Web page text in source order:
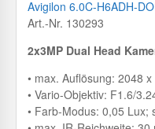
Avigilon 6.0C-H6ADH-
Art.-Nr. 130293
2x3MP Dual Head
• max. Auflösung: 2048
• Vario-Objektiv: F1.6/
• Farb-Modus: 0,05 Lux;